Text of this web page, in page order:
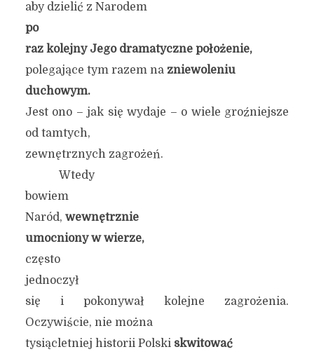
aby dzielić z Narodem
po
raz kolejny Jego dramatyczne położenie,
polegające tym razem na zniewoleniu
duchowym.
Jest ono – jak się wydaje – o wiele groźniejsze
od tamtych,
zewnętrznych zagrożeń.
Wtedy
bowiem
Naród, wewnętrznie
umocniony w wierze,
często
jednoczył
się i pokonywał kolejne zagrożenia.
Oczywiście, nie można
tysiącletniej historii Polski skwitować